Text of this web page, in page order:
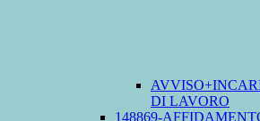
DI LAVORO
148869-